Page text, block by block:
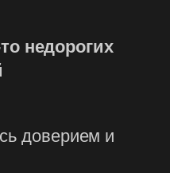
недорогих
доверием и